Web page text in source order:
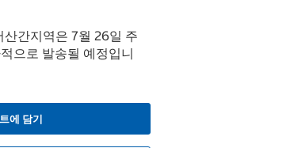
산간지역은 7월 26일 주
으로 발송될 예정입니
에 담기